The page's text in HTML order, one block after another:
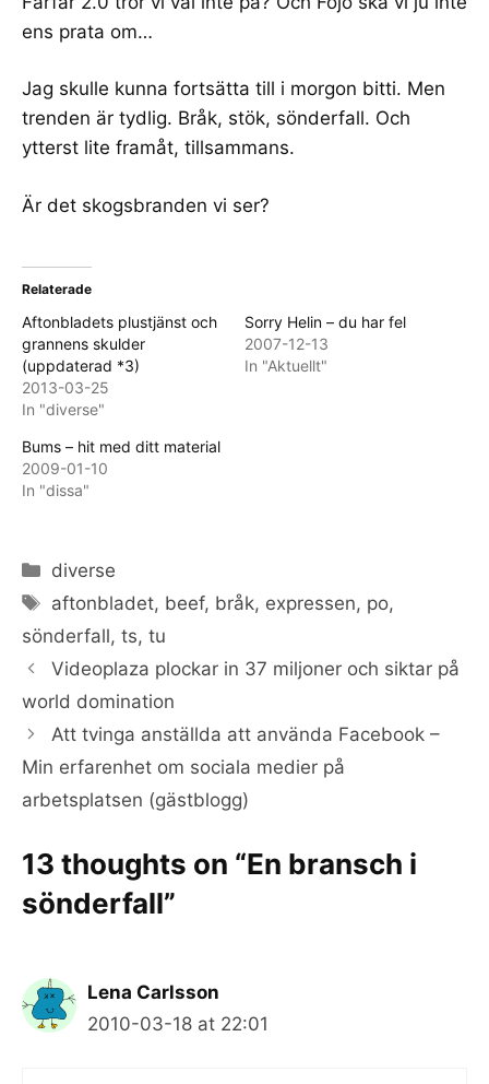
ens prata om…
Jag skulle kunna fortsätta till i morgon bitti. Men
trenden är tydlig. Bråk, stök, sönderfall. Och
ytterst lite framåt, tillsammans.
Är det skogsbranden vi ser?
Relaterade
Aftonbladets plustjänst och
grannens skulder
(uppdaterad *3)
2013-03-25
In "diverse"
Sorry Helin – du har fel
2007-12-13
In "Aktuellt"
Bums – hit med ditt material
2009-01-10
In "dissa"
Categories
diverse
Tags
aftonbladet, beef, bråk, expressen, po,
sönderfall, ts, tu
Videoplaza plockar in 37 miljoner och siktar på
world domination
Att tvinga anställda att använda Facebook –
Min erfarenhet om sociala medier på
arbetsplatsen (gästblogg)
13 thoughts on “En bransch i
sönderfall”
Lena Carlsson
2010-03-18 at 22:01